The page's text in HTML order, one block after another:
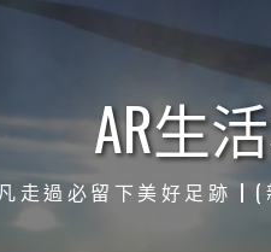
AR生
走過必留下美好足跡